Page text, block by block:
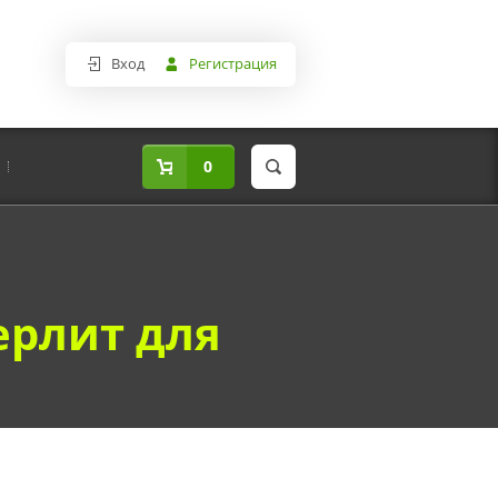
Вход Регистрация
0
для